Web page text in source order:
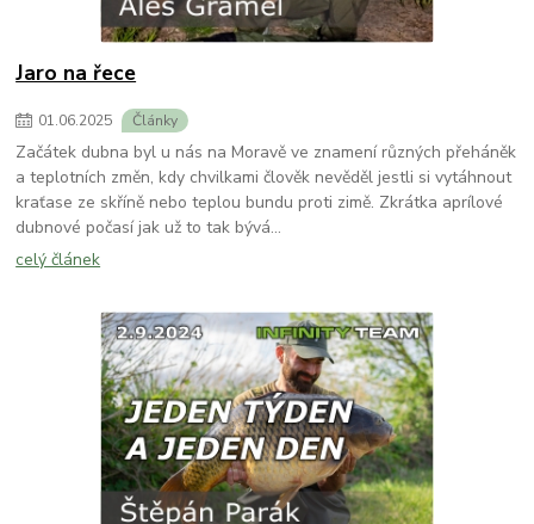
Jaro na řece
01.06.2025 Články
Začátek dubna byl u nás na Moravě ve znamení různých přeháněk
a teplotních změn, kdy chvilkami člověk nevěděl jestli si vytáhnout
kraťase ze skříně nebo teplou bundu proti zimě. Zkrátka aprílové
dubnové počasí jak už to tak bývá…
celý článek